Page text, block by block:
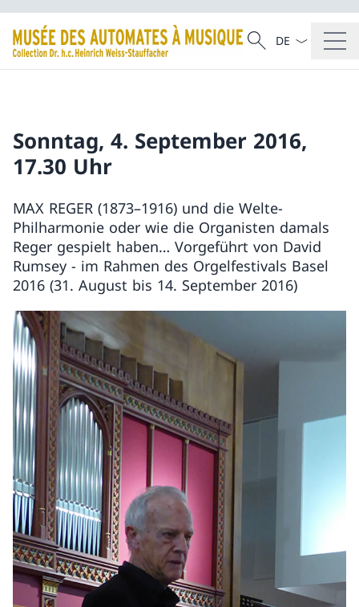
Recherche
Recherche
La langue
Sonntag, 4. September 2016,
17.30 Uhr
MAX REGER (1873–1916) und die Welte-
Philharmonie oder wie die Organisten damals
Reger gespielt haben… Vorgeführt von David
Rumsey − im Rahmen des Orgelfestivals Basel
2016 (31. August bis 14. September 2016)